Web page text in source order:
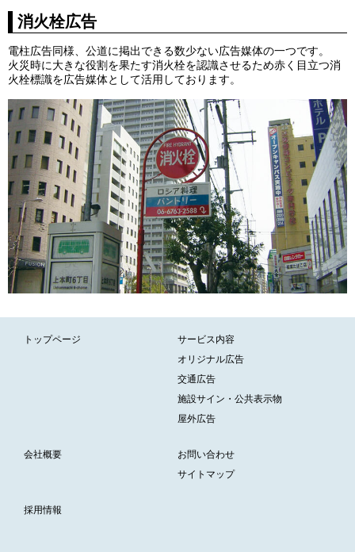
消火栓広告
電柱広告同様、公道に掲出できる数少ない広告媒体の一つです。
火災時に大きな役割を果たす消火栓を認識させるため赤く目立つ消
火栓標識を広告媒体として活用しております。
トップページ
サービス内容
オリジナル広告
交通広告
施設サイン・公共表示物
屋外広告
会社概要
お問い合わせ
サイトマップ
採用情報